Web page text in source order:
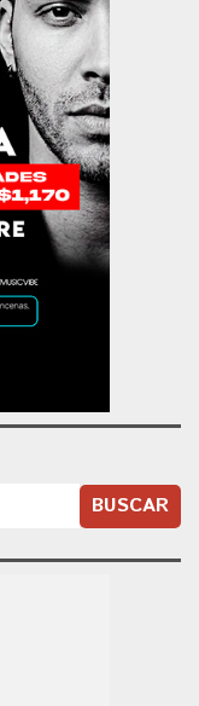
BUSCAR